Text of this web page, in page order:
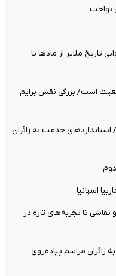
نواخت
تاریخ ملایر از مادها تا
است/ بزرگی نقش برایم
خدمت به زائران
اسپانیا
نقاشی تا تجربه‌های تازه در
منطقه ۴ تهران به زائران مراسم پیاده‌روی